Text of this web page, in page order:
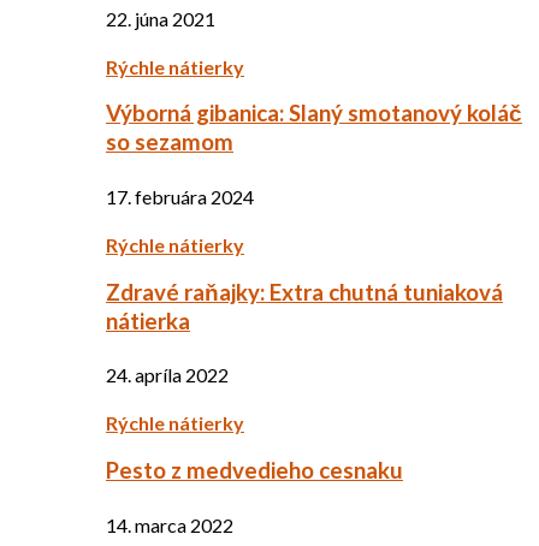
22. júna 2021
Rýchle nátierky
Výborná gibanica: Slaný smotanový koláč
so sezamom
17. februára 2024
Rýchle nátierky
Zdravé raňajky: Extra chutná tuniaková
nátierka
24. apríla 2022
Rýchle nátierky
Pesto z medvedieho cesnaku
14. marca 2022